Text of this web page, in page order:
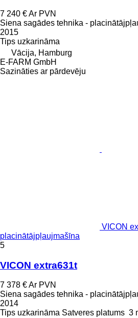
7 240 €Ar PVN
Siena sagādes tehnika -
2015
Tips uzkarināma
Vācija, Hamburg
E-FARM GmbH
Sazināties ar pārdevēju
VICON
placinātājpļaujmašīna
5
VICON extra631t
7 378 €Ar PVN
Siena sagādes tehnika -
2014
Tips uzkarināma Satveres platums 3